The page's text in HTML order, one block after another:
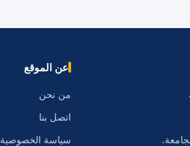
عن الموقع
من نحن
اتصل بنا
سياسة الخصوصية